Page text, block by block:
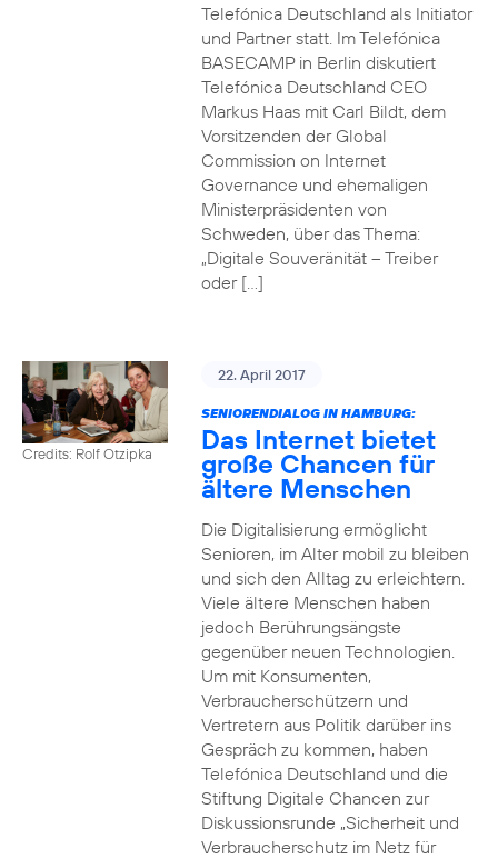
Telefónica Deutschland als Initiator
und Partner statt. Im Telefónica
BASECAMP in Berlin diskutiert
Telefónica Deutschland CEO
Markus Haas mit Carl Bildt, dem
Vorsitzenden der Global
Commission on Internet
Governance und ehemaligen
Ministerpräsidenten von
Schweden, über das Thema:
„Digitale Souveränität – Treiber
oder […]
Credits: Rolf Otzipka
22. April 2017
SENIORENDIALOG IN HAMBURG:
Das Internet bietet
große Chancen für
ältere Menschen
Die Digitalisierung ermöglicht
Senioren, im Alter mobil zu bleiben
und sich den Alltag zu erleichtern.
Viele ältere Menschen haben
jedoch Berührungsängste
gegenüber neuen Technologien.
Um mit Konsumenten,
Verbraucherschützern und
Vertretern aus Politik darüber ins
Gespräch zu kommen, haben
Telefónica Deutschland und die
Stiftung Digitale Chancen zur
Diskussionsrunde „Sicherheit und
Verbraucherschutz im Netz für